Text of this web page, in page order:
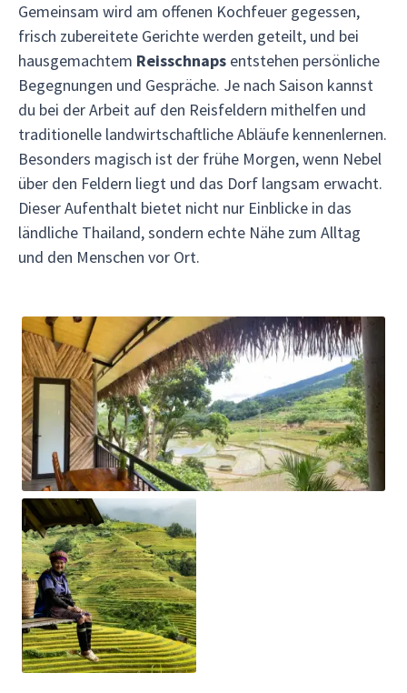
Gemeinsam wird am offenen Kochfeuer gegessen,
frisch zubereitete Gerichte werden geteilt, und bei
hausgemachtem Reisschnaps entstehen persönliche
Begegnungen und Gespräche. Je nach Saison kannst
du bei der Arbeit auf den Reisfeldern mithelfen und
traditionelle landwirtschaftliche Abläufe kennenlernen.
Besonders magisch ist der frühe Morgen, wenn Nebel
über den Feldern liegt und das Dorf langsam erwacht.
Dieser Aufenthalt bietet nicht nur Einblicke in das
ländliche Thailand, sondern echte Nähe zum Alltag
und den Menschen vor Ort.